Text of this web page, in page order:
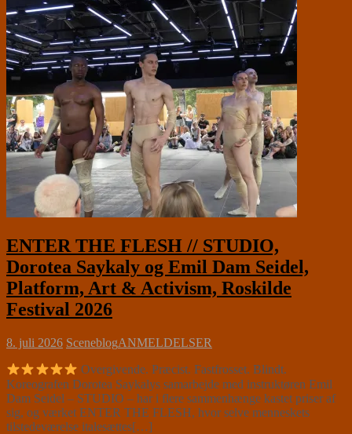
ENTER THE FLESH // STUDIO,
Dorotea Saykaly og Emil Dam Seidel,
Platform, Art & Activism, Roskilde
Festival 2026
8. juli 2026 SceneblogANMELDELSER
Overgivende. Præcist. Fastfrosset. Blindt.
Koreografen Dorotea Saykalys samarbejde med instruktøren Emil
Dam Seidel – STUDIO – har i flere sammenhænge kastet priser af
sig, og værket ENTER THE FLESH, hvor selve menneskets
tilstedeværelse italesættes[…]